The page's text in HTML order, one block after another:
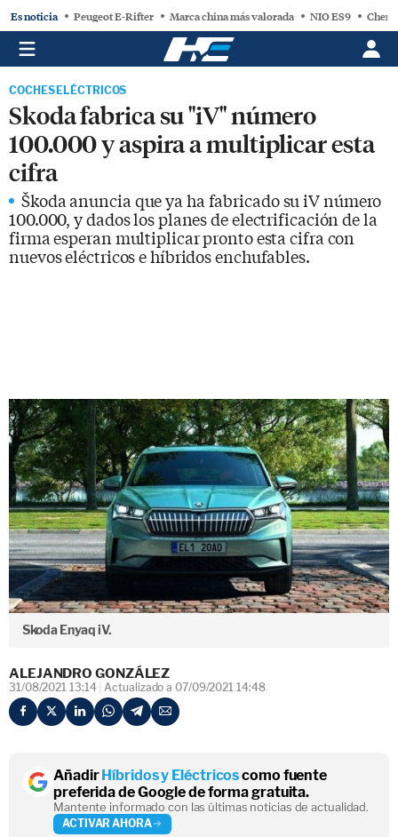
Es noticia Peugeot E-Rifter Marca china más valorada NIO ES9 Chery
COCHES ELÉCTRICOS
Skoda fabrica su "iV" número
100.000 y aspira a multiplicar esta
cifra
Škoda anuncia que ya ha fabricado su iV número
100.000, y dados los planes de electrificación de la
firma esperan multiplicar pronto esta cifra con
nuevos eléctricos e híbridos enchufables.
Skoda Enyaq iV.
ALEJANDRO GONZÁLEZ
31/08/2021 13:14 Actualizado a 07/09/2021 14:48
AñadirHíbridos y Eléctricoscomo fuente
preferida de Google de forma gratuita.
Mantente informado con las últimas noticias de actualidad.
ACTIVAR AHORA